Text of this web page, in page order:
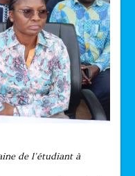
de l’étudiant à